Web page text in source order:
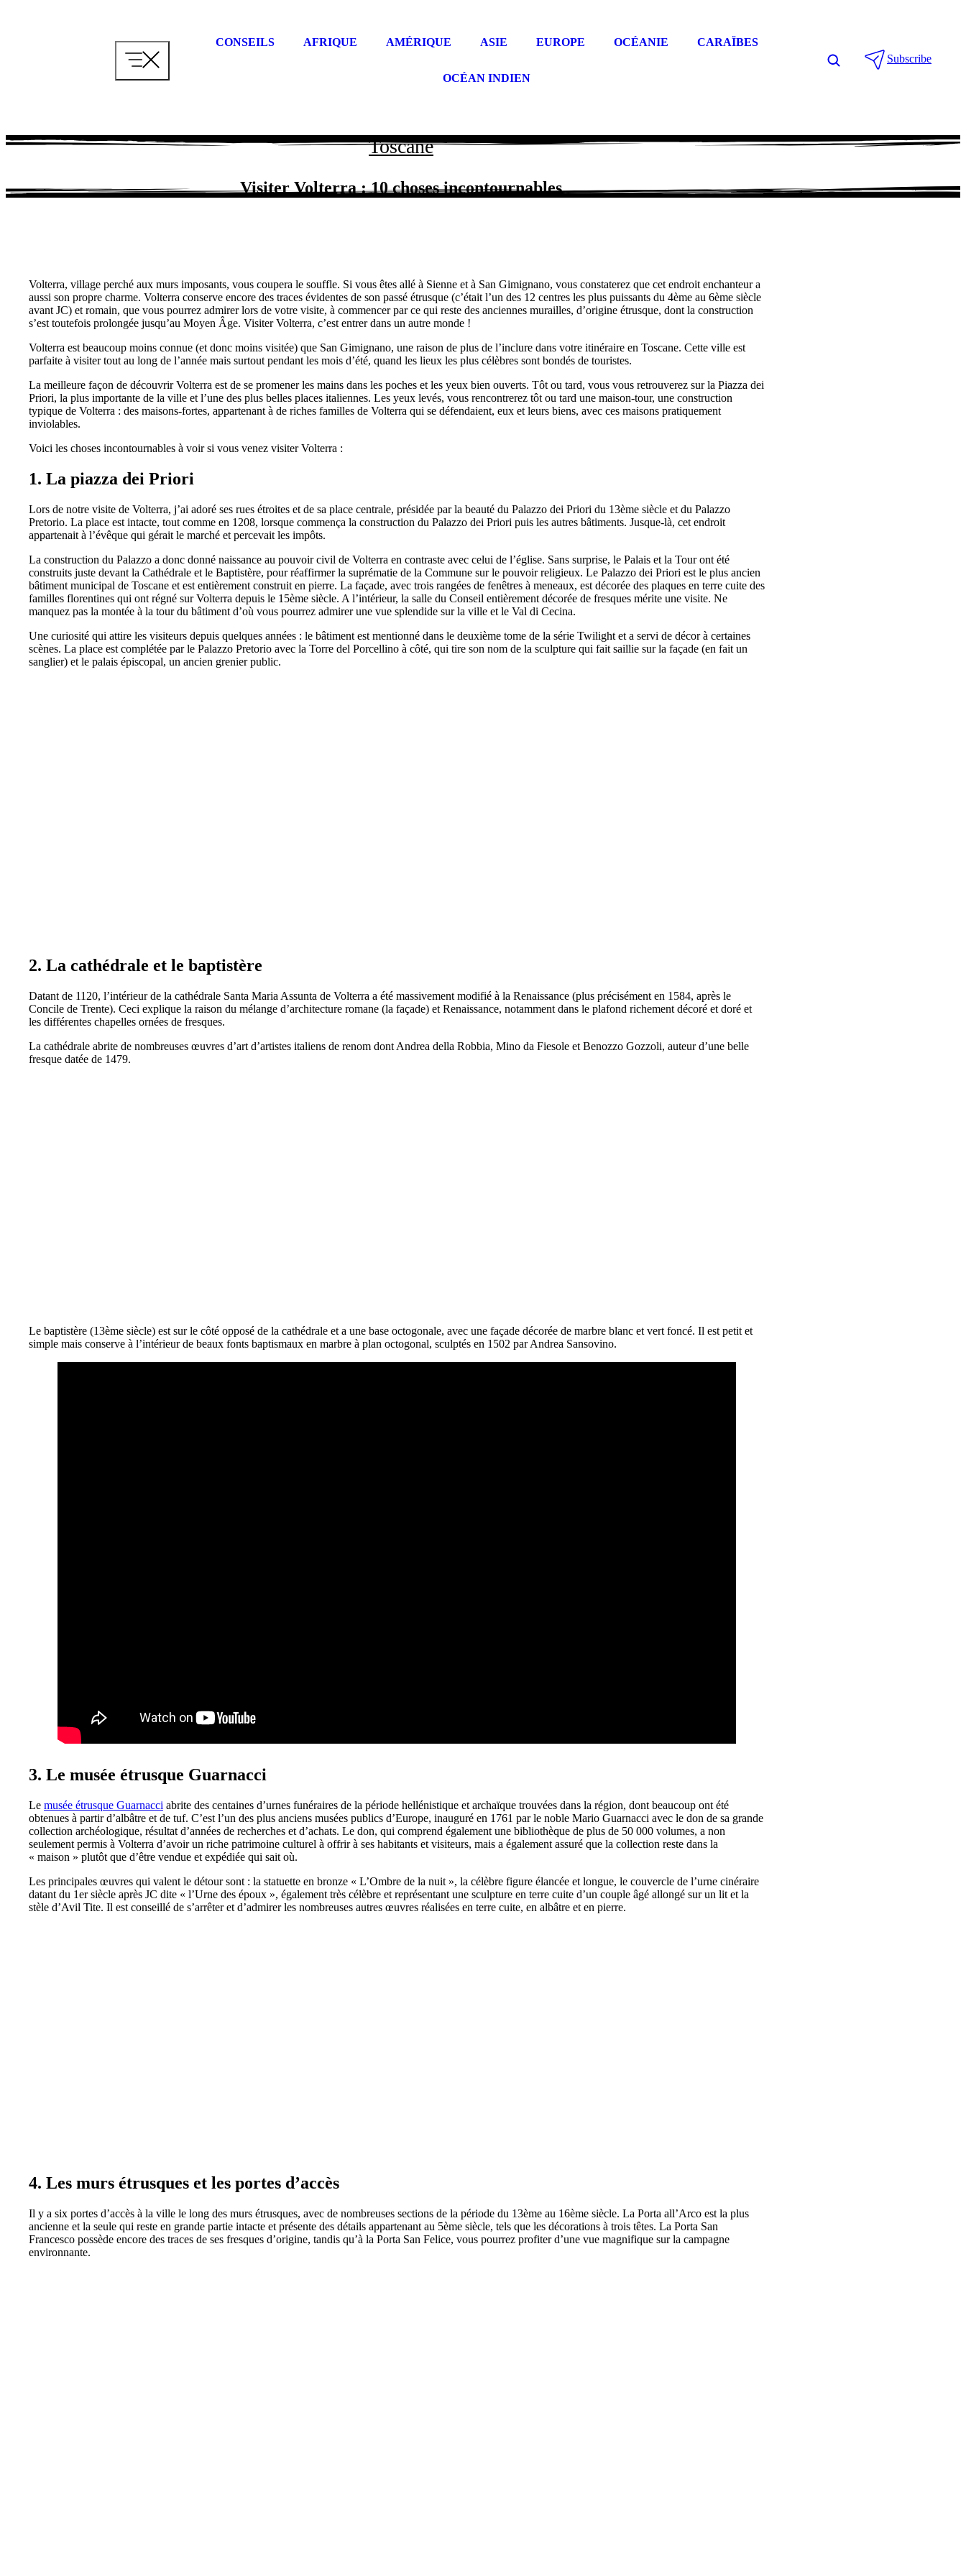
CONSEILS AFRIQUE AMÉRIQUE ASIE EUROPE OCÉANIE CARAÏBES
OCÉAN INDIEN
Subscribe
Toscane
Visiter Volterra : 10 choses incontournables
Volterra, village perché aux murs imposants, vous coupera le souffle. Si vous êtes allé à Sienne et à San Gimignano, vous constaterez que cet endroit enchanteur a
aussi son propre charme. Volterra conserve encore des traces évidentes de son passé étrusque (c’était l’un des 12 centres les plus puissants du 4ème au 6ème siècle
avant JC) et romain, que vous pourrez admirer lors de votre visite, à commencer par ce qui reste des anciennes murailles, d’origine étrusque, dont la construction
s’est toutefois prolongée jusqu’au Moyen Âge. Visiter Volterra, c’est entrer dans un autre monde !
Volterra est beaucoup moins connue (et donc moins visitée) que San Gimignano, une raison de plus de l’inclure dans votre itinéraire en Toscane. Cette ville est
parfaite à visiter tout au long de l’année mais surtout pendant les mois d’été, quand les lieux les plus célèbres sont bondés de touristes.
La meilleure façon de découvrir Volterra est de se promener les mains dans les poches et les yeux bien ouverts. Tôt ou tard, vous vous retrouverez sur la Piazza dei
Priori, la plus importante de la ville et l’une des plus belles places italiennes. Les yeux levés, vous rencontrerez tôt ou tard une maison-tour, une construction
typique de Volterra : des maisons-fortes, appartenant à de riches familles de Volterra qui se défendaient, eux et leurs biens, avec ces maisons pratiquement
inviolables.
Voici les choses incontournables à voir si vous venez visiter Volterra :
1. La piazza dei Priori
Lors de notre visite de Volterra, j’ai adoré ses rues étroites et de sa place centrale, présidée par la beauté du Palazzo dei Priori du 13ème siècle et du Palazzo
Pretorio. La place est intacte, tout comme en 1208, lorsque commença la construction du Palazzo dei Priori puis les autres bâtiments. Jusque-là, cet endroit
appartenait à l’évêque qui gérait le marché et percevait les impôts.
La construction du Palazzo a donc donné naissance au pouvoir civil de Volterra en contraste avec celui de l’église. Sans surprise, le Palais et la Tour ont été
construits juste devant la Cathédrale et le Baptistère, pour réaffirmer la suprématie de la Commune sur le pouvoir religieux. Le Palazzo dei Priori est le plus ancien
bâtiment municipal de Toscane et est entièrement construit en pierre. La façade, avec trois rangées de fenêtres à meneaux, est décorée des plaques en terre cuite des
familles florentines qui ont régné sur Volterra depuis le 15ème siècle. A l’intérieur, la salle du Conseil entièrement décorée de fresques mérite une visite. Ne
manquez pas la montée à la tour du bâtiment d’où vous pourrez admirer une vue splendide sur la ville et le Val di Cecina.
Une curiosité qui attire les visiteurs depuis quelques années : le bâtiment est mentionné dans le deuxième tome de la série Twilight et a servi de décor à certaines
scènes. La place est complétée par le Palazzo Pretorio avec la Torre del Porcellino à côté, qui tire son nom de la sculpture qui fait saillie sur la façade (en fait un
sanglier) et le palais épiscopal, un ancien grenier public.
2. La cathédrale et le baptistère
Datant de 1120, l’intérieur de la cathédrale Santa Maria Assunta de Volterra a été massivement modifié à la Renaissance (plus précisément en 1584, après le
Concile de Trente). Ceci explique la raison du mélange d’architecture romane (la façade) et Renaissance, notamment dans le plafond richement décoré et doré et
les différentes chapelles ornées de fresques.
La cathédrale abrite de nombreuses œuvres d’art d’artistes italiens de renom dont Andrea della Robbia, Mino da Fiesole et Benozzo Gozzoli, auteur d’une belle
fresque datée de 1479.
Le baptistère (13ème siècle) est sur le côté opposé de la cathédrale et a une base octogonale, avec une façade décorée de marbre blanc et vert foncé. Il est petit et
simple mais conserve à l’intérieur de beaux fonts baptismaux en marbre à plan octogonal, sculptés en 1502 par Andrea Sansovino.
3. Le musée étrusque Guarnacci
Le musée étrusque Guarnacci abrite des centaines d’urnes funéraires de la période hellénistique et archaïque trouvées dans la région, dont beaucoup ont été
obtenues à partir d’albâtre et de tuf. C’est l’un des plus anciens musées publics d’Europe, inauguré en 1761 par le noble Mario Guarnacci avec le don de sa grande
collection archéologique, résultat d’années de recherches et d’achats. Le don, qui comprend également une bibliothèque de plus de 50 000 volumes, a non
seulement permis à Volterra d’avoir un riche patrimoine culturel à offrir à ses habitants et visiteurs, mais a également assuré que la collection reste dans la
« maison » plutôt que d’être vendue et expédiée qui sait où.
Les principales œuvres qui valent le détour sont : la statuette en bronze « L’Ombre de la nuit », la célèbre figure élancée et longue, le couvercle de l’urne cinéraire
datant du 1er siècle après JC dite « l’Urne des époux », également très célèbre et représentant une sculpture en terre cuite d’un couple âgé allongé sur un lit et la
stèle d’Avil Tite. Il est conseillé de s’arrêter et d’admirer les nombreuses autres œuvres réalisées en terre cuite, en albâtre et en pierre.
4. Les murs étrusques et les portes d’accès
Il y a six portes d’accès à la ville le long des murs étrusques, avec de nombreuses sections de la période du 13ème au 16ème siècle. La Porta all’Arco est la plus
ancienne et la seule qui reste en grande partie intacte et présente des détails appartenant au 5ème siècle, tels que les décorations à trois têtes. La Porta San
Francesco possède encore des traces de ses fresques d’origine, tandis qu’à la Porta San Felice, vous pourrez profiter d’une vue magnifique sur la campagne
environnante.